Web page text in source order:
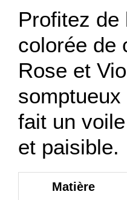
Profitez de
colorée de
Rose et
fait un
et paisible.
Matière